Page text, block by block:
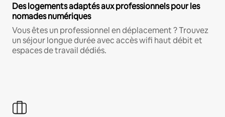
Des logements adaptés aux professionnels pour les
nomades numériques
Vous êtes un professionnel en déplacement ? Trouvez
un séjour longue durée avec accès wifi haut débit et
espaces de travail dédiés.